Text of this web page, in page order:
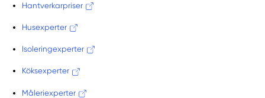
Hantverkarpriser
Husexperter
Isoleringexperter
Köksexperter
Måleriexperter